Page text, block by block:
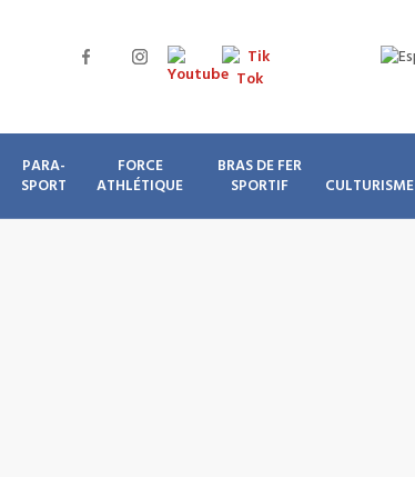
PARA-
SPORT
FORCE
ATHLÉTIQUE
BRAS DE FER
SPORTIF
CULTURISME